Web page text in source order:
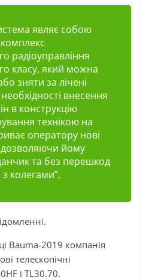
являє собою
радіоуправління
класу, який можна
зняти за лічені
внесення
в конструкцію
технікою на
оператору нові
йому
та без перешкод
з колегами”,
Bauma-2019 компанія
телескопічні
і TL30.70.